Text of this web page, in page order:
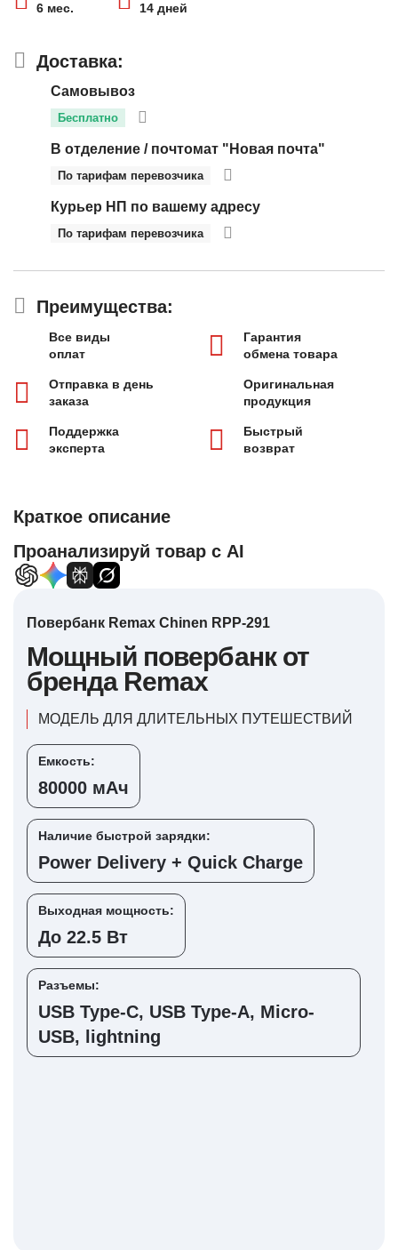
6 мес.
14 дней
Доставка:
Самовывоз
Бесплатно
В отделение / почтомат "Новая почта"
По тарифам перевозчика
Курьер НП по вашему адресу
По тарифам перевозчика
Преимущества:
Все виды
оплат
Гарантия
обмена товара
Отправка в день
заказа
Оригинальная
продукция
Поддержка
эксперта
Быстрый
возврат
Краткое описание
Проанализируй товар с AI
Повербанк Remax Chinen RPP-291
Мощный повербанк от
бренда Remax
МОДЕЛЬ ДЛЯ ДЛИТЕЛЬНЫХ ПУТЕШЕСТВИЙ
Емкость:
80000 мАч
Наличие быстрой зарядки:
Power Delivery + Quick Charge
Выходная мощность:
До 22.5 Вт
Разъемы:
USB Type-C, USB Type-A, Micro-
USB, lightning